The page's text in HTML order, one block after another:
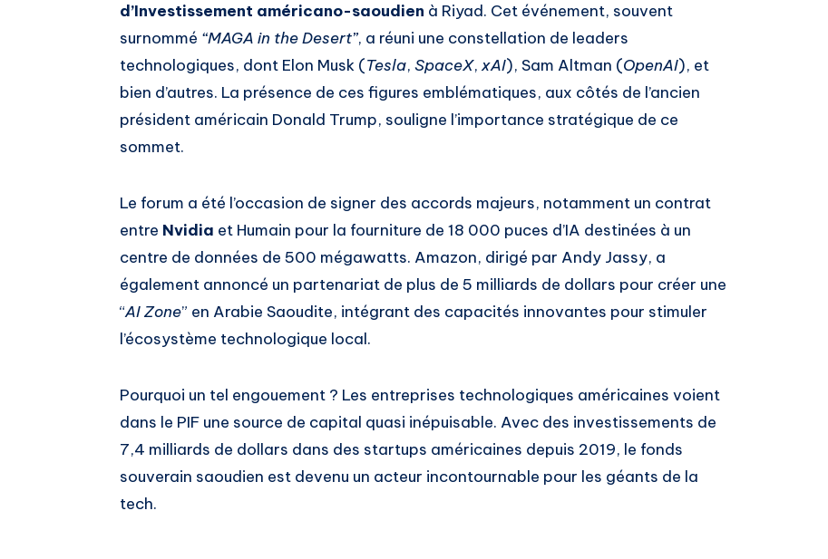
d’Investissement américano-saoudien à Riyad. Cet événement, souvent
surnommé “MAGA in the Desert”, a réuni une constellation de leaders
technologiques, dont Elon Musk (Tesla, SpaceX,xAI), Sam Altman (OpenAI), et
bien d’autres. La présence de ces figures emblématiques, aux côtés de l’ancien
président américain Donald Trump, souligne l’importance stratégique de ce
sommet.
Le forum a été l’occasion de signer des accords majeurs, notamment un contrat
entre Nvidia et Humain pour la fourniture de 18 000 puces d’IA destinées à un
centre de données de 500 mégawatts. Amazon, dirigé par Andy Jassy, a
également annoncé un partenariat de plus de 5 milliards de dollars pour créer une
“AI Zone” en Arabie Saoudite, intégrant des capacités innovantes pour stimuler
l’écosystème technologique local.
Pourquoi un tel engouement ? Les entreprises technologiques américaines voient
dans le PIF une source de capital quasi inépuisable. Avec des investissements de
7,4 milliards de dollars dans des startups américaines depuis 2019, le fonds
souverain saoudien est devenu un acteur incontournable pour les géants de la
tech.